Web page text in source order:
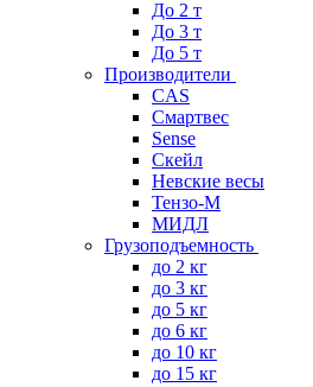
До 2 т
До 3 т
До 5 т
Производители
CAS
Смартвес
Sense
Скейл
Невские весы
Тензо-М
МИДЛ
Грузоподъемность
до 2 кг
до 3 кг
до 5 кг
до 6 кг
до 10 кг
до 15 кг